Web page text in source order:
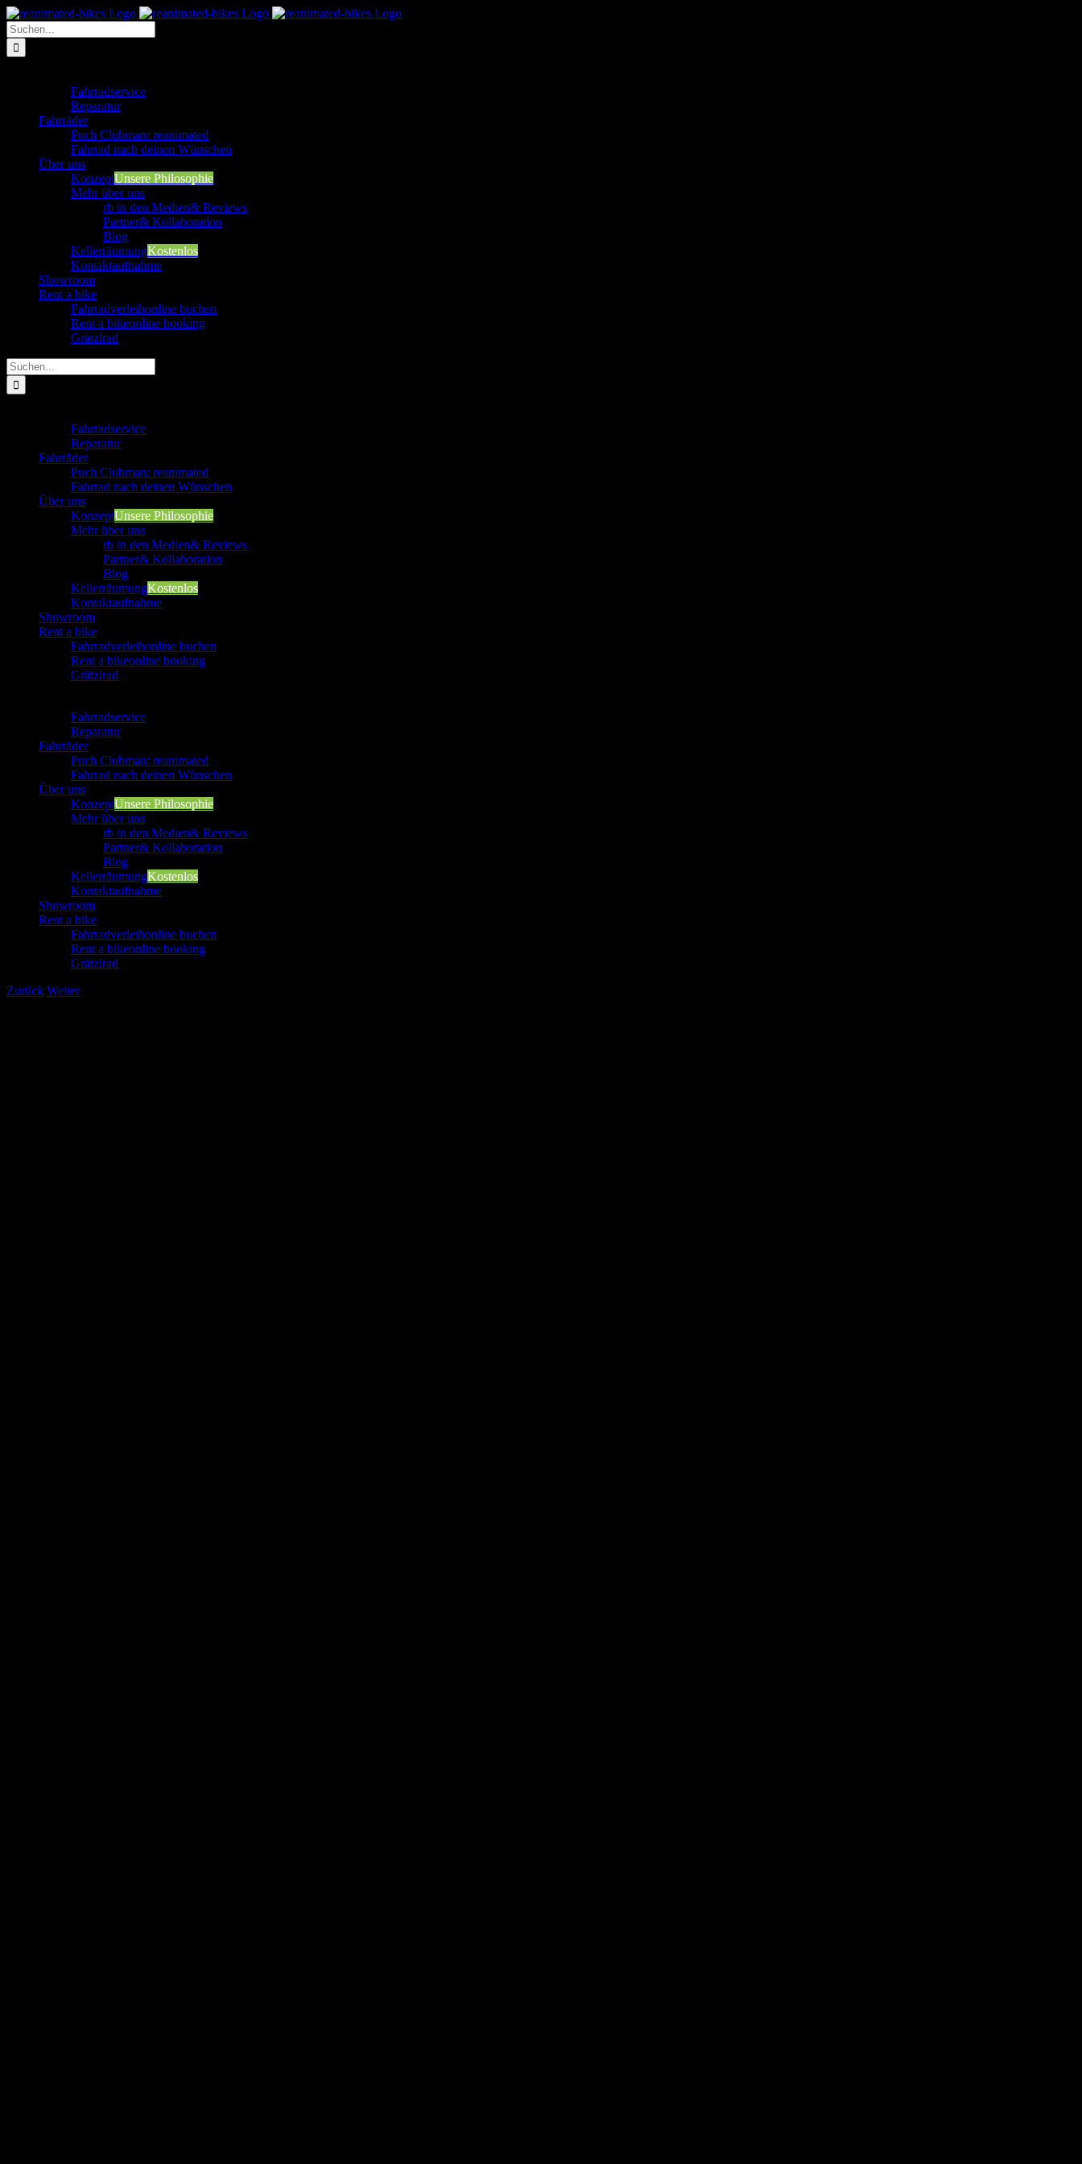
Zum
Inhalt
springen
Suche
nach:
Fahrradservice
Reparatur
Fahrräder
Puch Clubman: reanimated
Fahrrad nach deinen Wünschen
Über uns
KonzeptUnsere Philosophie
Mehr über uns
rb in den Medien& Reviews
Partner& Kollaboration
Blog
KellerräumungKostenlos
Kontaktaufnahme
Showroom
Rent a bike
Fahrradverleihonline buchen
Rent a bikeonline booking
Grätzlrad
Suche
nach:
Fahrradservice
Reparatur
Fahrräder
Puch Clubman: reanimated
Fahrrad nach deinen Wünschen
Über uns
KonzeptUnsere Philosophie
Mehr über uns
rb in den Medien& Reviews
Partner& Kollaboration
Blog
KellerräumungKostenlos
Kontaktaufnahme
Showroom
Rent a bike
Fahrradverleihonline buchen
Rent a bikeonline booking
Grätzlrad
Fahrradservice
Reparatur
Fahrräder
Puch Clubman: reanimated
Fahrrad nach deinen Wünschen
Über uns
KonzeptUnsere Philosophie
Mehr über uns
rb in den Medien& Reviews
Partner& Kollaboration
Blog
KellerräumungKostenlos
Kontaktaufnahme
Showroom
Rent a bike
Fahrradverleihonline buchen
Rent a bikeonline booking
Grätzlrad
Zurück Weiter